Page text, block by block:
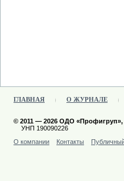
ГЛАВНАЯ О ЖУРНАЛЕ
© 2011 — 2026 ОДО «Профигруп»,
УНП 190090226
О компании
Контакты